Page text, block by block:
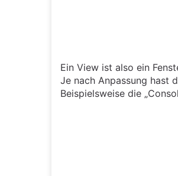
Ein View ist also ein
Je nach Anpassung hast
Beispielsweise die